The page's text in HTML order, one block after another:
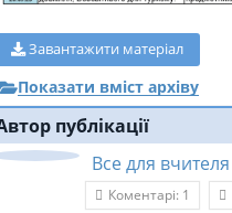
Завантажити матеріал
Показати вміст архіву
публікації
Все для вчителя
Коментарі: 1